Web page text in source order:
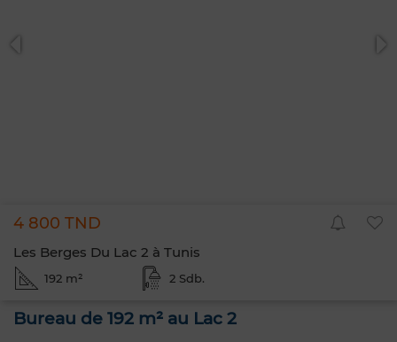
4 800 TND
Les Berges Du Lac 2 à Tunis
192 m² 2 Sdb.
Bureau de 192 m² au Lac 2